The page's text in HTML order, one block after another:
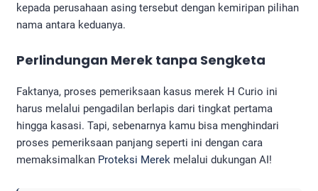
kepada perusahaan asing tersebut dengan kemiripan pilihan
nama antara keduanya.
Perlindungan Merek tanpa Sengketa
Faktanya, proses pemeriksaan kasus merek H Curio ini
harus melalui pengadilan berlapis dari tingkat pertama
hingga kasasi. Tapi, sebenarnya kamu bisa menghindari
proses pemeriksaan panjang seperti ini dengan cara
memaksimalkan Proteksi Merek melalui dukungan AI!